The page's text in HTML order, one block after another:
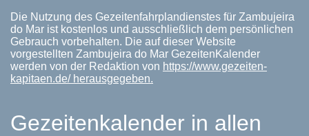
Die Nutzung des Gezeitenfahrplandienstes für Zambujeira
do Mar ist kostenlos und ausschließlich dem persönlichen
Gebrauch vorbehalten. Die auf dieser Website
vorgestellten Zambujeira do Mar GezeitenKalender
werden von der Redaktion von https://www.gezeiten-
kapitaen.de/ herausgegeben.
Gezeitenkalender in allen